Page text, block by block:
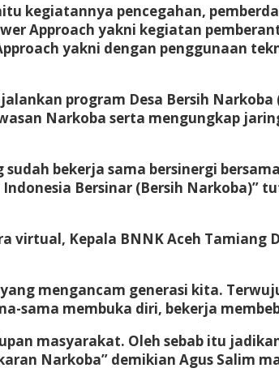
kegiatannya pencegahan,
Approach yakni kegiatan
yakni dengan penggunaan
program Desa Bersih Narkoba
Narkoba serta mengungkap
bekerja sama bersinergi
Bersinar (Bersih Narkoba)”
virtual, Kepala BNNK Aceh Tamiang
mengancam generasi kita.
membuka diri, bekerja
masyarakat. Oleh sebab itu
Narkoba” demikian Agus Salim